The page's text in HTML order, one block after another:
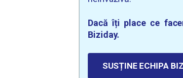
Dacă îți place ce
Biziday.
SUSȚINE ECHIPA